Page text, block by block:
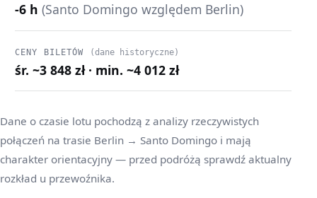
-6 h (Santo Domingo względem Berlin)
CENY BILETÓW (dane historyczne)
śr. ~3 848 zł · min. ~4 012 zł
Dane o czasie lotu pochodzą z analizy rzeczywistych
połączeń na trasie Berlin → Santo Domingo i mają
charakter orientacyjny — przed podróżą sprawdź aktualny
rozkład u przewoźnika.